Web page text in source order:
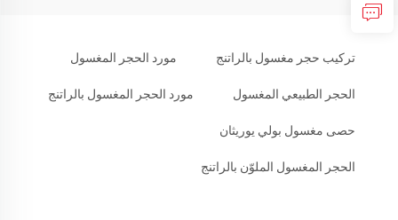
تركيب حجر مغسول بالراتنج مورد الحجر المغسول
الحجر الطبيعي المغسول مورد الحجر المغسول بالراتنج
حصى مغسول بولي يوريثان
الحجر المغسول الملوّن بالراتنج